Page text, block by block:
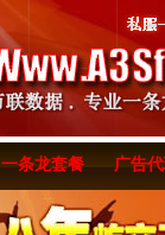
一条龙套餐 广告